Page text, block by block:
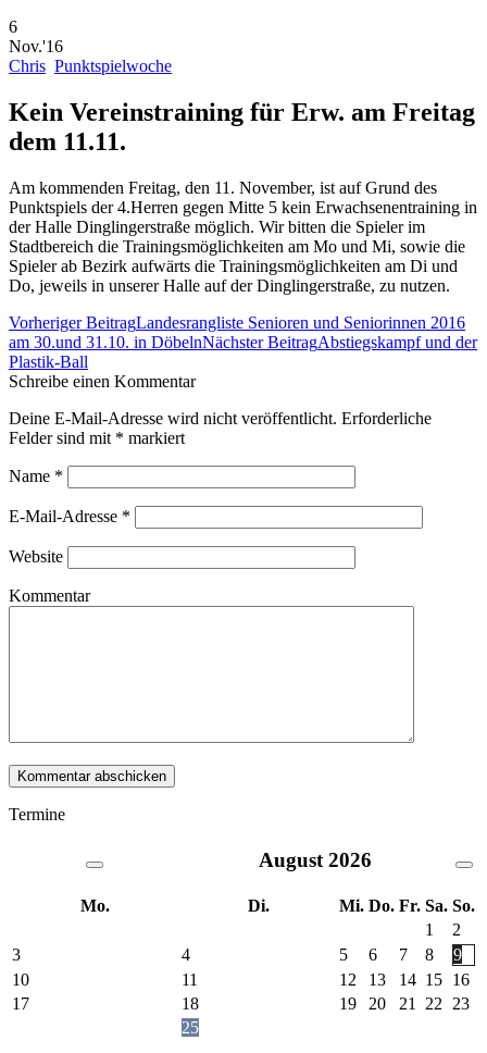
6
Nov.'16
Chris Punktspielwoche
Kein Vereinstraining für Erw. am Freitag
dem 11.11.
Am kommenden Freitag, den 11. November, ist auf Grund des
Punktspiels der 4.Herren gegen Mitte 5 kein Erwachsenentraining in
der Halle Dinglingerstraße möglich. Wir bitten die Spieler im
Stadtbereich die Trainingsmöglichkeiten am Mo und Mi, sowie die
Spieler ab Bezirk aufwärts die Trainingsmöglichkeiten am Di und
Do, jeweils in unserer Halle auf der Dinglingerstraße, zu nutzen.
Beitrags-
Navigation
Vorheriger BeitragLandesrangliste Senioren und Seniorinnen 2016
am 30.und 31.10. in DöbelnNächster BeitragAbstiegskampf und der
Plastik-Ball
Schreibe einen Kommentar
Deine E-Mail-Adresse wird nicht veröffentlicht. Erforderliche
Felder sind mit * markiert
Name *
E-Mail-Adresse *
Website
Kommentar
Termine
August 2026
Mo. Di. Mi. Do. Fr. Sa. So.
1
2
3
4 5 6 7 8
9
10
11 12 13 14 15 16
17
18 19 20 21 22 23
25